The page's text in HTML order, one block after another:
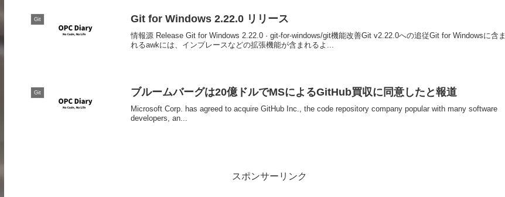
Git Git for Windows 2.22.0 リリース
情報源 Release Git for Windows 2.22.0 · git-for-windows/git機能改善Git v2.22.0への追従Git for Windowsに含ま
れるawkには、インプレースなどの拡張機能が含まれるよ...
Git ブルームバーグは20億ドルでMSによるGitHub買収に同意したと報道
Microsoft Corp. has agreed to acquire GitHub Inc., the code repository company popular with many software
developers, an...
スポンサーリンク